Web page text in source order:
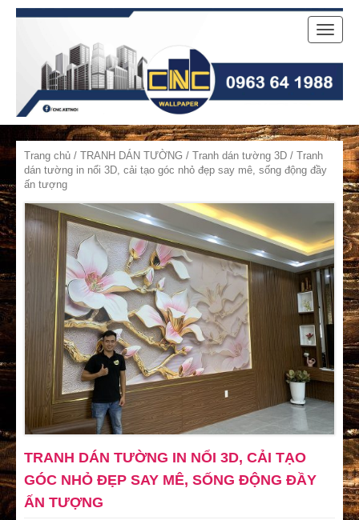
Toggle
Trang chủ / TRANH DÁN TƯỜNG / Tranh dán tường 3D / Tranh
dán tường in nổi 3D, cải tạo góc nhỏ đẹp say mê, sống động đầy
ấn tượng
TRANH DÁN TƯỜNG IN NỔI 3D, CẢI TẠO
GÓC NHỎ ĐẸP SAY MÊ, SỐNG ĐỘNG ĐẦY
ẤN TƯỢNG